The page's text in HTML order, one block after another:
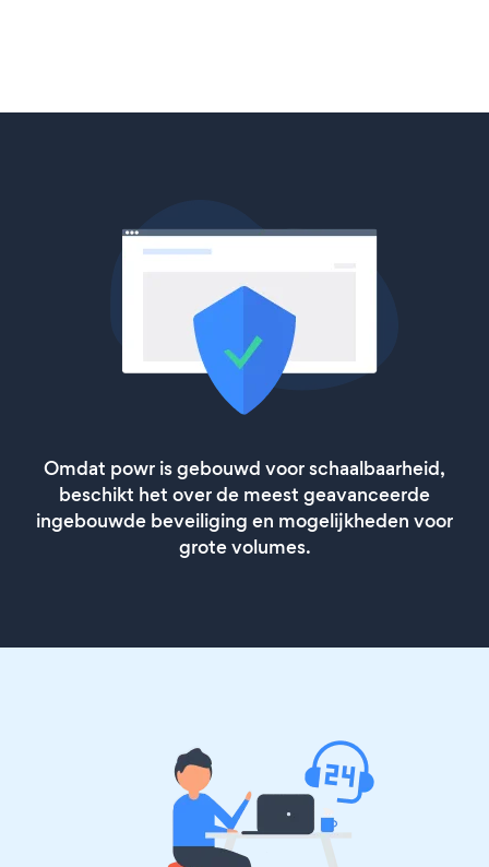
Omdat powr is gebouwd voor schaalbaarheid,
beschikt het over de meest geavanceerde
ingebouwde beveiliging en mogelijkheden voor
grote volumes.